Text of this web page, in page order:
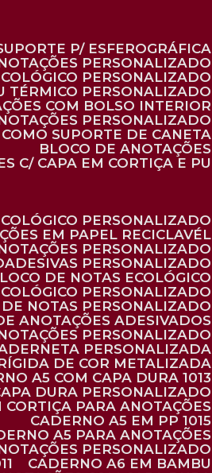
P/ ESFEROGRÁFICA
PERSONALIZADO
PERSONALIZADO
TÉRMICO PERSONALIZADO
COM BOLSO INTERIOR
PERSONALIZADO
SUPORTE DE CANETA
BLOCO DE ANOTAÇÕES
C/ CAPA EM CORTIÇA E PU
PERSONALIZADO
EM PAPEL RECICLAVÉL
PERSONALIZADO
PERSONALIZADO
BLOCO DE NOTAS ECOLÓGICO
PERSONALIZADO
DE NOTAS PERSONALIZADO
ANOTAÇÕES ADESIVADOS
PERSONALIZADO
PERSONALIZADA
DE COR METALIZADA
A5 COM CAPA DURA 1013
DURA PERSONALIZADO
CORTIÇA PARA ANOTAÇÕES
CADERNO A5 EM PP 1015
A5 PARA ANOTAÇÕES
PERSONALIZADO
CADERNO A6 EM BAMBU